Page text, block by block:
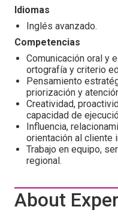
Idiomas
Inglés avanzado.
Competencias
Comunicación oral y
ortografía y criterio
Pensamiento
priorización y
Creatividad,
capacidad de
Influencia,
orientación al cliente
Trabajo en equipo,
regional.
About